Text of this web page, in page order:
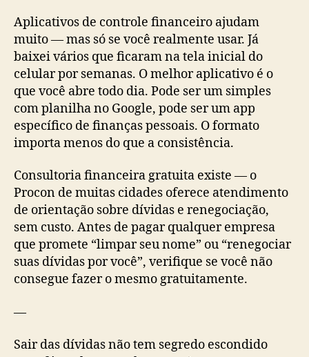
Aplicativos de controle financeiro ajudam
muito — mas só se você realmente usar. Já
baixei vários que ficaram na tela inicial do
celular por semanas. O melhor aplicativo é o
que você abre todo dia. Pode ser um simples
com planilha no Google, pode ser um app
específico de finanças pessoais. O formato
importa menos do que a consistência.
Consultoria financeira gratuita existe — o
Procon de muitas cidades oferece atendimento
de orientação sobre dívidas e renegociação,
sem custo. Antes de pagar qualquer empresa
que promete “limpar seu nome” ou “renegociar
suas dívidas por você”, verifique se você não
consegue fazer o mesmo gratuitamente.
—
Sair das dívidas não tem segredo escondido